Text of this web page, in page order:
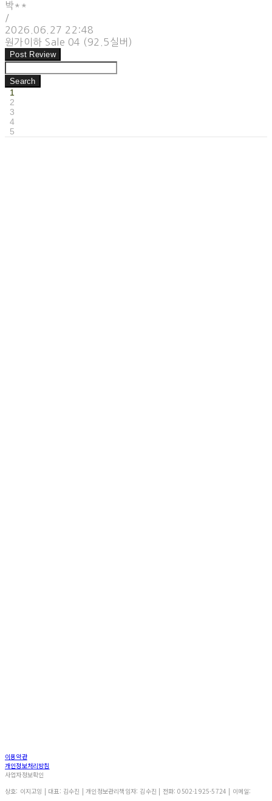
박**
/
2026.06.27 22:48
원가이하 Sale 04 (92.5실버)
Post Review
Search
1
2
3
4
5
이용약관
개인정보처리방침
사업자정보확인
상호: 이지고잉 | 대표: 김수진 | 개인정보관리책임자: 김수진 | 전화: 0502-1925-5724 | 이메일: